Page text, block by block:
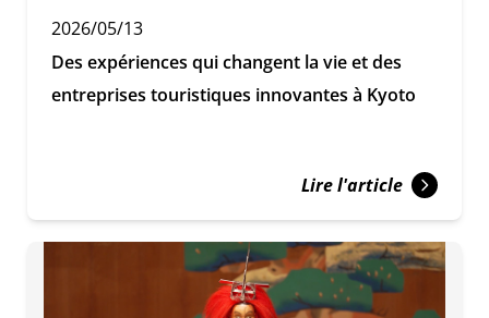
2026/05/13
Des expériences qui changent la vie et des
entreprises touristiques innovantes à Kyoto
Lire l'article